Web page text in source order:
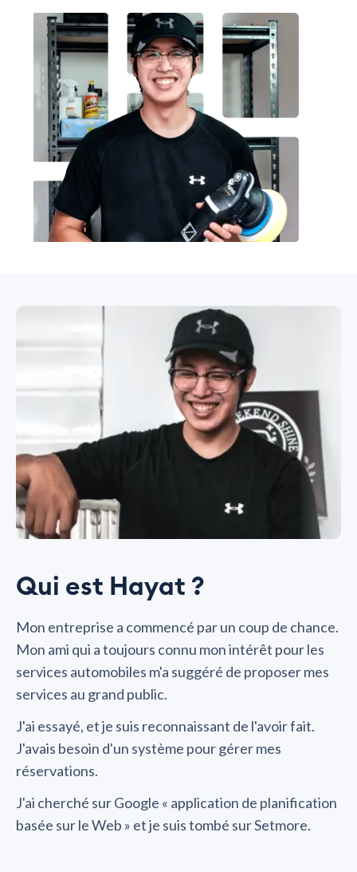
Qui est Hayat ?
Mon entreprise a commencé par un coup de chance.
Mon ami qui a toujours connu mon intérêt pour les
services automobiles m'a suggéré de proposer mes
services au grand public.
J'ai essayé, et je suis reconnaissant de l'avoir fait.
J'avais besoin d'un système pour gérer mes
réservations.
J'ai cherché sur Google « application de planification
basée sur le Web » et je suis tombé sur Setmore.